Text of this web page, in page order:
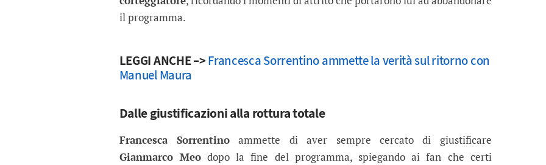
il programma.
LEGGI ANCHE –>Francesca Sorrentino ammette la verità sul ritorno con
Manuel Maura
Dalle giustificazioni alla rottura totale
Francesca Sorrentino ammette di aver sempre cercato di giustificare
Gianmarco Meodopo la fine del programma, spiegando ai fan che certi